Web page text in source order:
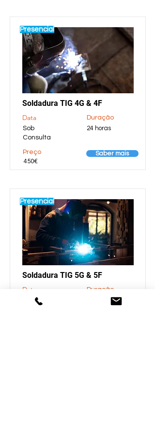
Presencial
Soldadura TIG 4G & 4F
Data
Sob
Consulta
Preço
450€
Duração
24 horas
Saber mais
Presencial
Soldadura TIG 5G & 5F
Data
Duração